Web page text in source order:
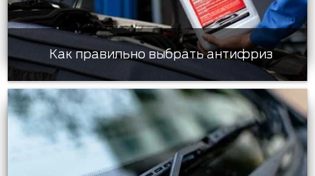
Как правильно выбрать антифриз